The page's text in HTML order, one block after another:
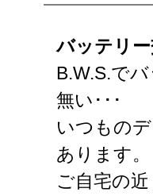
バッテリ
B.W.S.で
無い･･･
いつもの
あります
ご自宅の